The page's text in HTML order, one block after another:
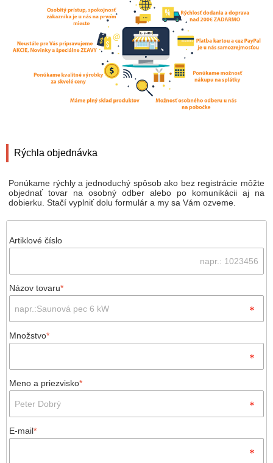
Rýchla objednávka
Ponúkame rýchly a jednoduchý spôsob ako bez registrácie môžte
objednať tovar na osobný odber alebo po komunikácii aj na
dobierku. Stačí vyplniť dolu formulár a my sa Vám ozveme.
Artiklové číslo
Názov tovaru*
Množstvo*
Meno a priezvisko*
E-mail*